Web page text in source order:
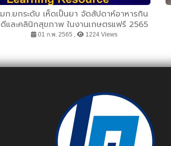
มก.ยกระดับ เห็ดเป็นยา จัดสัปดาห์อาหารกิน
ดีและคลินิกสุขภาพ ในงานเกษตรแฟร์ 2565
01 ก.พ. 2565 , 1224 Views